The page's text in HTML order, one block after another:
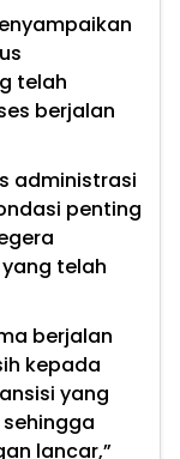
telah
berjalan
administrasi
penting
telah
berjalan
kepada
yang
lancar,”